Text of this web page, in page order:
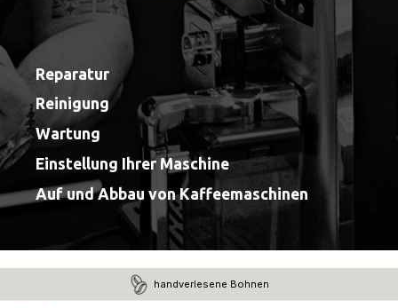
Reparatur
Reinigung
Wartung
Einstellung Ihrer Maschine
Auf und Abbau von Kaffeemaschinen
handverlesene Bohnen